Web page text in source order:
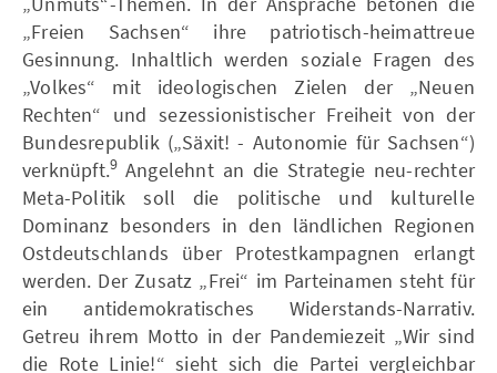
„Freien Sachsen“ ihre patriotisch-heimattreue
Gesinnung. Inhaltlich werden soziale Fragen des
„Volkes“ mit ideologischen Zielen der „Neuen
Rechten“ und sezessionistischer Freiheit von der
Bundesrepublik („Säxit! - Autonomie für Sachsen“)
verknüpft.9 Angelehnt an die Strategie neu-rechter
Meta-Politik soll die politische und kulturelle
Dominanz besonders in den ländlichen Regionen
Ostdeutschlands über Protestkampagnen erlangt
werden. Der Zusatz „Frei“ im Parteinamen steht für
ein antidemokratisches Widerstands-Narrativ.
Getreu ihrem Motto in der Pandemiezeit „Wir sind
die Rote Linie!“ sieht sich die Partei vergleichbar